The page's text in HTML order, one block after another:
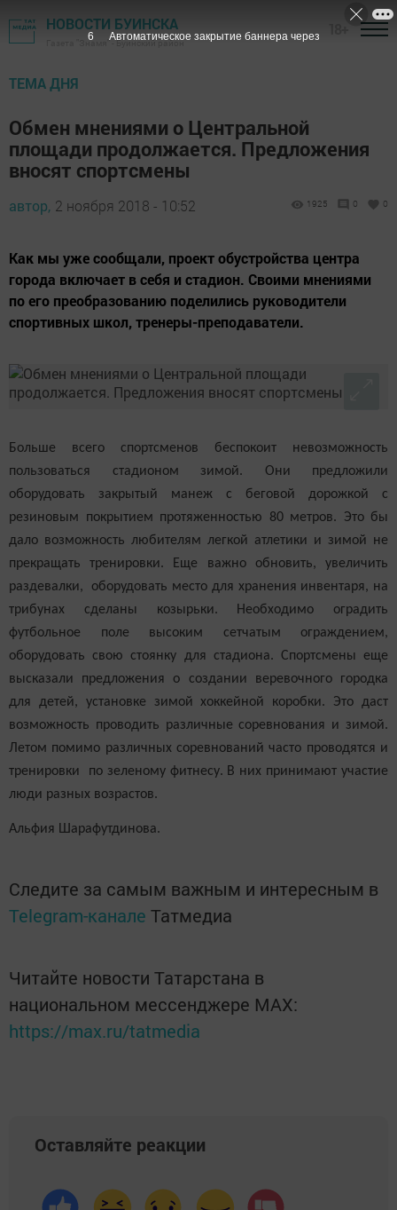
НОВОСТИ БУИНСКА
Газета "Знамя" - Буинский район
ТЕМА ДНЯ
Обмен мнениями о Центральной
площади продолжается. Предложения
вносят спортсмены
автор, 2 ноября 2018 - 10:52 1925 0 0
Как мы уже сообщали, проект обустройства центра
города включает в себя и стадион. Своими мнениями
по его преобразованию поделились руководители
спортивных школ, тренеры-преподаватели.
Больше всего спортсменов беспокоит невозможность
пользоваться стадионом зимой. Они предложили
оборудовать закрытый манеж с беговой дорожкой с
резиновым покрытием протяженностью 80 метров. Это бы
дало возможность любителям легкой атлетики и зимой не
прекращать тренировки. Еще важно обновить, увеличить
раздевалки, оборудовать место для хранения инвентаря, на
трибунах сделаны козырьки. Необходимо оградить
футбольное поле высоким сетчатым ограждением,
оборудовать свою стоянку для стадиона. Спортсмены еще
высказали предложения о создании веревочного городка
для детей, установке зимой хоккейной коробки. Это даст
возможность проводить различные соревнования и зимой.
Летом помимо различных соревнований часто проводятся и
тренировки по зеленому фитнесу. В них принимают участие
люди разных возрастов.
Альфия Шарафутдинова.
Следите за самым важным и интересным в
Telegram-канале Татмедиа
Читайте новости Татарстана в
национальном мессенджере MАХ:
https://max.ru/tatmedia
Оставляйте реакции
6 Автоматическое закрытие баннера через